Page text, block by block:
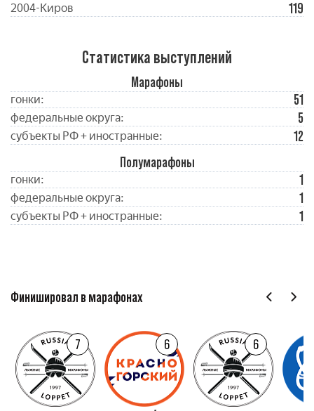
2004-Киров 119
Статистика выступлений
Марафоны
гонки: 51
федеральные округа: 5
субъекты РФ + иностранные:
12
Полумарафоны
гонки: 1
федеральные округа: 1
субъекты РФ + иностранные: 1
Финишировал в марафонах
7 6 6